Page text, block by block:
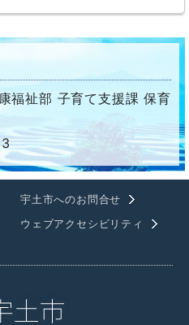
福祉部 子育て支援課 保育
宇土市へのお問合せ
ウェブアクセシビリティ